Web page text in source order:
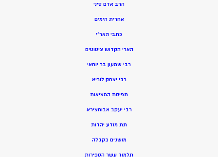
הרב אדם סיני
אחרית הימים
כתבי האר”י
הארי הקדוש ציטוטים
רבי שמעון בר יוחאי
רבי יצחק לוריא
תפיסת המציאות
רבי יעקב אבוחצירא
תת מודע יהדות
מושגים בקבלה
תלמוד עשר הספירות